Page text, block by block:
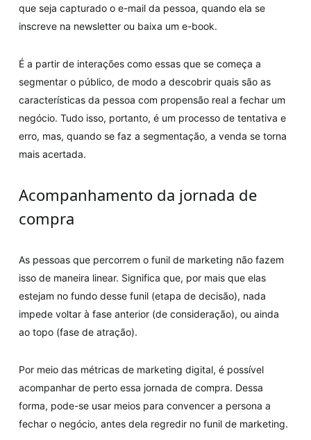
que seja capturado o e-mail da pessoa, quando ela se
inscreve na newsletter ou baixa um e-book.
É a partir de interações como essas que se começa a
segmentar o público, de modo a descobrir quais são as
características da pessoa com propensão real a fechar um
negócio. Tudo isso, portanto, é um processo de tentativa e
erro, mas, quando se faz a segmentação, a venda se torna
mais acertada.
Acompanhamento da jornada de
compra
As pessoas que percorrem o funil de marketing não fazem
isso de maneira linear. Significa que, por mais que elas
estejam no fundo desse funil (etapa de decisão), nada
impede voltar à fase anterior (de consideração), ou ainda
ao topo (fase de atração).
Por meio das métricas de marketing digital, é possível
acompanhar de perto essa jornada de compra. Dessa
forma, pode-se usar meios para convencer a persona a
fechar o negócio, antes dela regredir no funil de marketing.